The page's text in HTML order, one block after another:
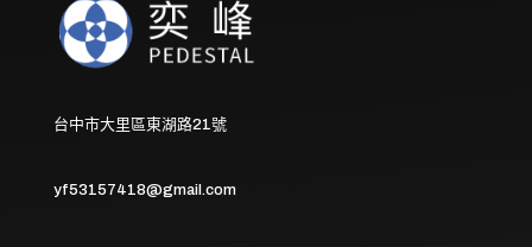
台中市大里區東湖路21號
yf53157418@gmail.com